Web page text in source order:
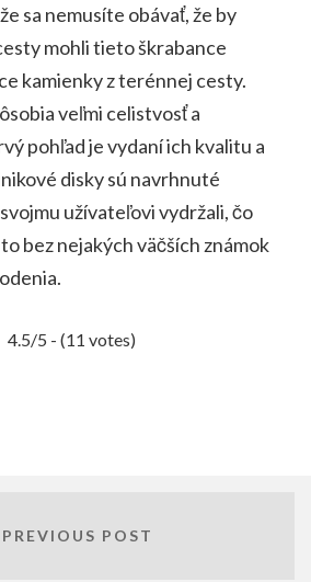
sa nemusíte obávať, že by
mohli tieto škrabance
kamienky z terénnej cesty.
veľmi celistvosť a
pohľad je vydaní ich kvalitu a
disky sú navrhnuté
užívateľovi vydržali, čo
bez nejakých väčších známok
4.5/5 - (11 votes)
POST